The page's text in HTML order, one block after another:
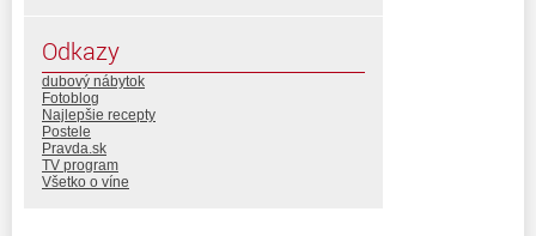
Odkazy
dubový nábytok
Fotoblog
Najlepšie recepty
Postele
Pravda.sk
TV program
Všetko o víne